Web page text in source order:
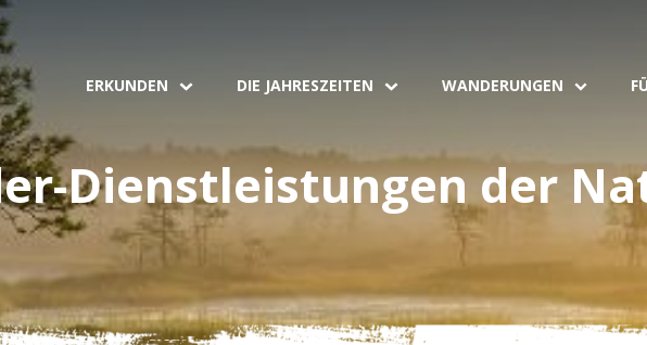
ERKUNDEN DIE JAHRESZEITEN WANDERUNGEN
Dienstleistungen der